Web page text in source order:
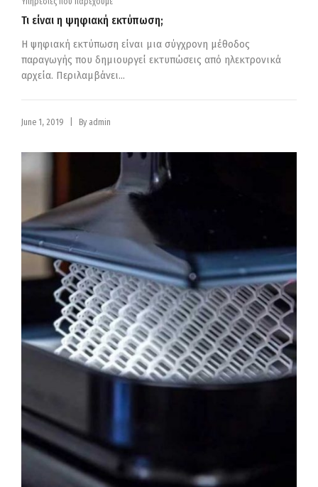
Τι είναι η ψηφιακή εκτύπωση;
Η ψηφιακή εκτύπωση είναι μια σύγχρονη μέθοδος
παραγωγής που δημιουργεί εκτυπώσεις από ηλεκτρονικά
αρχεία. Περιλαμβάνει...
June 1, 2019 By admin